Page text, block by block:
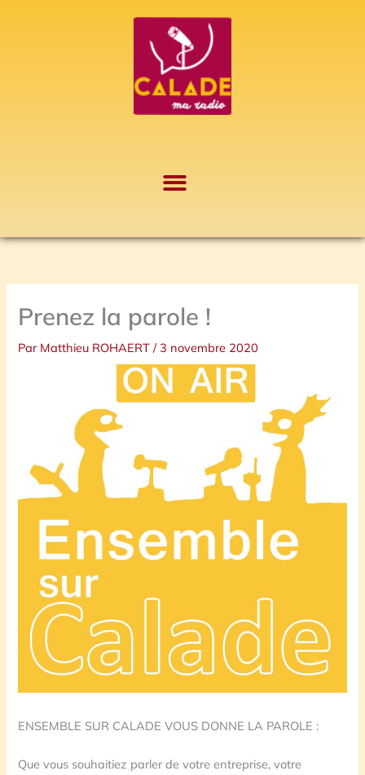
Prenez la parole !
Par Matthieu ROHAERT/ 3 novembre 2020
ENSEMBLE SUR CALADE VOUS DONNE LA PAROLE :
Que vous souhaitiez parler de votre entreprise, votre